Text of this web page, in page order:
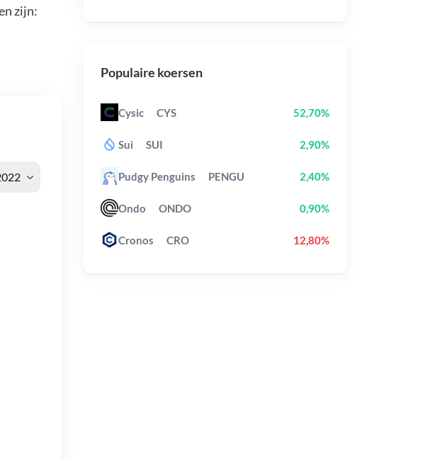
zijn:
Populaire koersen
Cysic CYS 52,70%
Sui SUI 2,90%
Pudgy Penguins PENGU 2,40%
Ondo ONDO 0,90%
Cronos CRO 12,80%